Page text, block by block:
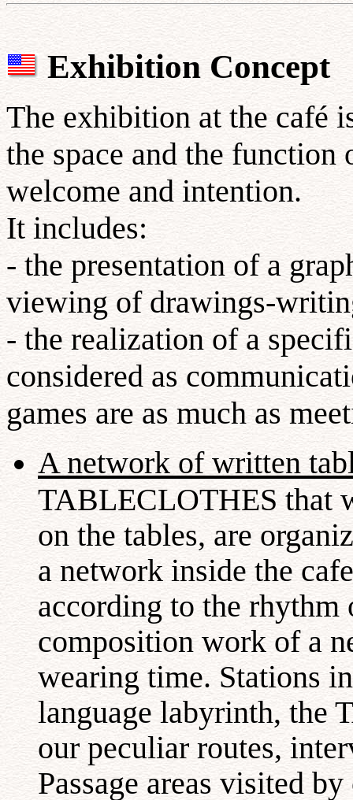
Exhibition Concept
The exhibition at the café
the space and the function
welcome and intention.
It includes:
- the presentation of a
viewing of drawings-
- the realization of a
considered as
games are as much as
A network of written
TABLECLOTHES that
on the tables, are
a network inside the
according to the rhythm
composition work of a
wearing time. Stations
language labyrinth, the
our peculiar routes,
Passage areas visited